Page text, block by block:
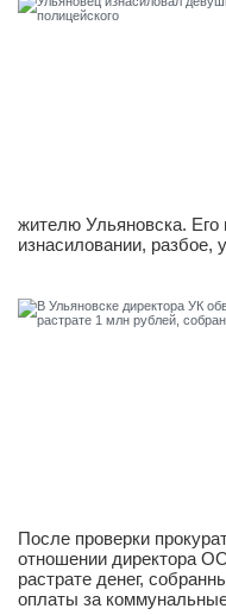
жителю Ульяновска.
изнасиловании, разбое,
После проверки
отношении директора
растрате денег,
оплаты за